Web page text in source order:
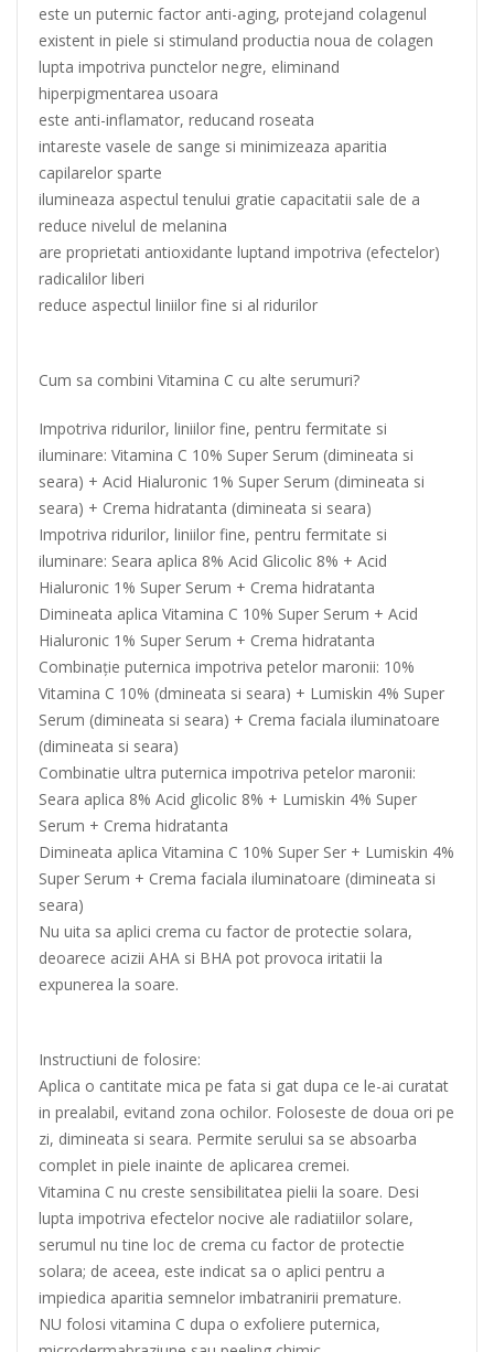
este un puternic factor anti-aging, protejand colagenul
existent in piele si stimuland productia noua de colagen
lupta impotriva punctelor negre, eliminand
hiperpigmentarea usoara
este anti-inflamator, reducand roseata
intareste vasele de sange si minimizeaza aparitia
capilarelor sparte
ilumineaza aspectul tenului gratie capacitatii sale de a
reduce nivelul de melanina
are proprietati antioxidante luptand impotriva (efectelor)
radicalilor liberi
reduce aspectul liniilor fine si al ridurilor
Cum sa combini Vitamina C cu alte serumuri?
Impotriva ridurilor, liniilor fine, pentru fermitate si
iluminare: Vitamina C 10% Super Serum (dimineata si
seara) + Acid Hialuronic 1% Super Serum (dimineata si
seara) + Crema hidratanta (dimineata si seara)
Impotriva ridurilor, liniilor fine, pentru fermitate si
iluminare: Seara aplica 8% Acid Glicolic 8% + Acid
Hialuronic 1% Super Serum + Crema hidratanta
Dimineata aplica Vitamina C 10% Super Serum + Acid
Hialuronic 1% Super Serum + Crema hidratanta
Combinație puternica impotriva petelor maronii: 10%
Vitamina C 10% (dmineata si seara) + Lumiskin 4% Super
Serum (dimineata si seara) + Crema faciala iluminatoare
(dimineata si seara)
Combinatie ultra puternica impotriva petelor maronii:
Seara aplica 8% Acid glicolic 8% + Lumiskin 4% Super
Serum + Crema hidratanta
Dimineata aplica Vitamina C 10% Super Ser + Lumiskin 4%
Super Serum + Crema faciala iluminatoare (dimineata si
seara)
Nu uita sa aplici crema cu factor de protectie solara,
deoarece acizii AHA si BHA pot provoca iritatii la
expunerea la soare.
Instructiuni de folosire:
Aplica o cantitate mica pe fata si gat dupa ce le-ai curatat
in prealabil, evitand zona ochilor. Foloseste de doua ori pe
zi, dimineata si seara. Permite serului sa se absoarba
complet in piele inainte de aplicarea cremei.
Vitamina C nu creste sensibilitatea pielii la soare. Desi
lupta impotriva efectelor nocive ale radiatiilor solare,
serumul nu tine loc de crema cu factor de protectie
solara; de aceea, este indicat sa o aplici pentru a
impiedica aparitia semnelor imbatranirii premature.
NU folosi vitamina C dupa o exfoliere puternica,